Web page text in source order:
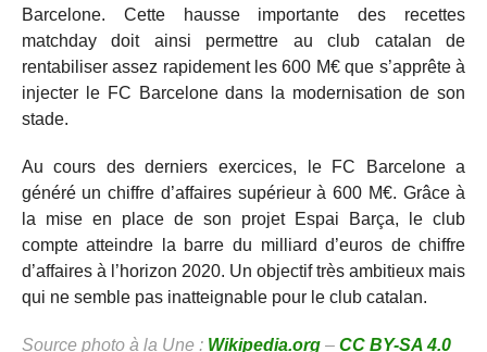
Barcelone. Cette hausse importante des recettes
matchday doit ainsi permettre au club catalan de
rentabiliser assez rapidement les 600 M€ que s’apprête à
injecter le FC Barcelone dans la modernisation de son
stade.
Au cours des derniers exercices, le FC Barcelone a
généré un chiffre d’affaires supérieur à 600 M€. Grâce à
la mise en place de son projet Espai Barça, le club
compte atteindre la barre du milliard d’euros de chiffre
d’affaires à l’horizon 2020. Un objectif très ambitieux mais
qui ne semble pas inatteignable pour le club catalan.
Source photo à la Une : Wikipedia.org– CC BY-SA 4.0